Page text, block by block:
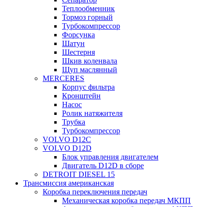
Теплообменник
Тормоз горный
Турбокомпрессор
Форсунка
Шатун
Шестерня
Шкив коленвала
Щуп маслянный
MERCERES
Корпус фильтра
Кронштейн
Насос
Ролик натяжителя
Трубка
Турбокомпрессор
VOLVO D12C
VOLVO D12D
Блок управления двигателем
Двигатель D12D в сборе
DETROIT DIESEL 15
Трансмиссия американская
Коробка переключения передач
Механическая коробка передач МКПП